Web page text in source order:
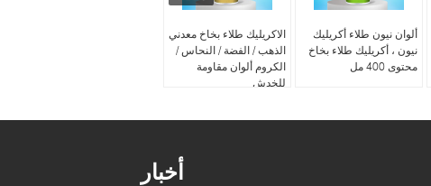
الاكريليك طلاء بخاخ معدني
الذهب / الفضة / النحاس /
الكروم ألوان مقاومة
للخدش
ألوان نيون طلاء أكريليك
نيون ، أكريليك طلاء بخاخ
محتوى 400 مل
أخبار